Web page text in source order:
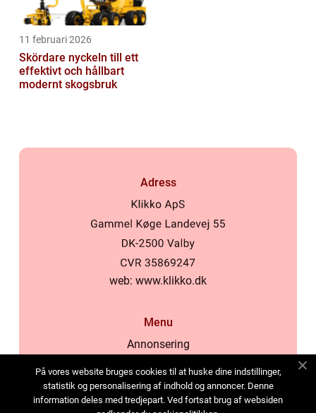
11 februari 2026
Skördare nyckeln till ett
effektivt och hållbart
modernt skogsbruk
Adress
web: www.klikko.dk
Menu
Annonsering
Cookies
Kontakta oss
På vores website bruges cookies til at huske dine indstillinger,
statistik og personalisering af indhold og annoncer. Denne
information deles med tredjepart. Ved fortsat brug af websiden